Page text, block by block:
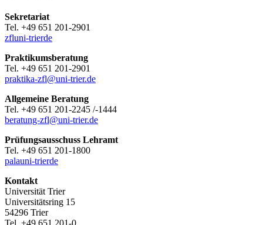
Sekretariat
Tel. +49 651 201-2901
zfluni-trierde
Praktikumsberatung
Tel. +49 651 201-2901
praktika-zfl@uni-trier.de
Allgemeine Beratung
Tel. +49 651 201-2245 /-1444
beratung-zfl@uni-trier.de
Prüfungsausschuss Lehramt
Tel. +49 651 201-1800
palauni-trierde
Kontakt
Universität Trier
Universitätsring 15
54296 Trier
Tel. +49 651 201-0